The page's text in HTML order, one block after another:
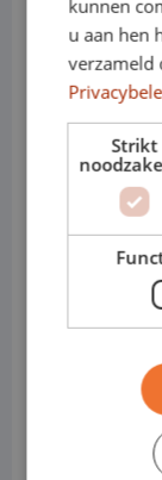
•
(volledig
voorraad)
•
automaat
•
ideaal
• Direct
kunnen
u aan hen
verzameld
Strikt